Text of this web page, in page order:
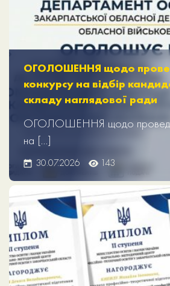
ОГОЛОШЕННЯ щодо
конкурсу на відбір
складу наглядової ради
ОГОЛОШЕННЯ щодо
на […]
30.07.2026 143